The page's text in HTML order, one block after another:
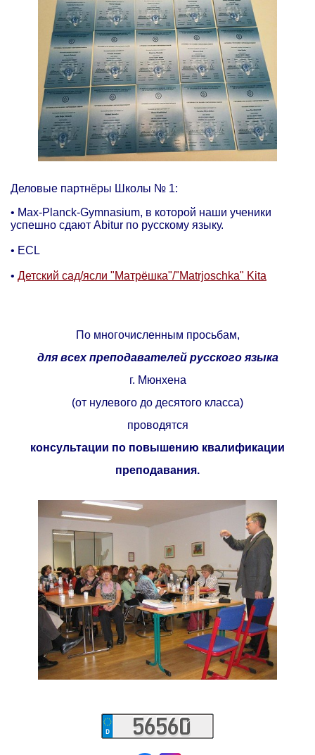
Деловые партнёры Школы № 1:
• Max-Planck-Gymnasium, в которой наши ученики
успешно сдают Abitur по русскому языку.
• ECL
• Детский сад/ясли "Матрёшка"/"Matrjoschka" Kita
По многочисленным просьбам,
для всех преподавателей русского языка
г. Мюнхена
(от нулевого до десятого класса)
проводятся
консультации по повышению квалификации
преподавания.